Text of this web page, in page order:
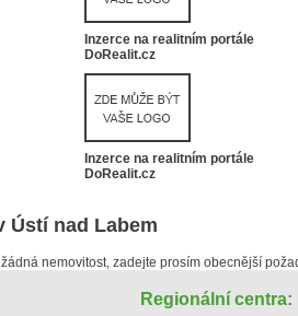
Inzerce na realitním portále
DoRealit.cz
Inzerce na realitním portále
DoRealit.cz
Ústí nad Labem
nemovitost, zadejte prosím obecnější
Regionální centra: